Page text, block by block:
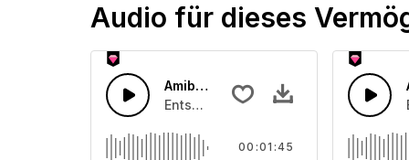
Audio für dieses
Amibient Glitch Geräuschkulisse
Entspannende Ambient Synthesizer-
00:01:45